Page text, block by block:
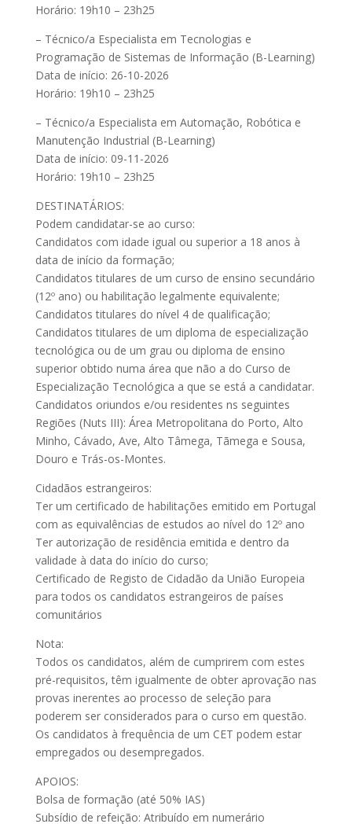
Horário: 19h10 – 23h25
– Técnico/a Especialista em Tecnologias e
Programação de Sistemas de Informação (B-Learning)
Data de início: 26-10-2026
Horário: 19h10 – 23h25
– Técnico/a Especialista em Automação, Robótica e
Manutenção Industrial (B-Learning)
Data de início: 09-11-2026
Horário: 19h10 – 23h25
DESTINATÁRIOS:
Podem candidatar-se ao curso:
Candidatos com idade igual ou superior a 18 anos à
data de início da formação;
Candidatos titulares de um curso de ensino secundário
(12º ano) ou habilitação legalmente equivalente;
Candidatos titulares do nível 4 de qualificação;
Candidatos titulares de um diploma de especialização
tecnológica ou de um grau ou diploma de ensino
superior obtido numa área que não a do Curso de
Especialização Tecnológica a que se está a candidatar.
Candidatos oriundos e/ou residentes ns seguintes
Regiões (Nuts III): Área Metropolitana do Porto, Alto
Minho, Cávado, Ave, Alto Tâmega, Tãmega e Sousa,
Douro e Trás-os-Montes.
Cidadãos estrangeiros:
Ter um certificado de habilitações emitido em Portugal
com as equivalências de estudos ao nível do 12º ano
Ter autorização de residência emitida e dentro da
validade à data do início do curso;
Certificado de Registo de Cidadão da União Europeia
para todos os candidatos estrangeiros de países
comunitários
Nota:
Todos os candidatos, além de cumprirem com estes
pré-requisitos, têm igualmente de obter aprovação nas
provas inerentes ao processo de seleção para
poderem ser considerados para o curso em questão.
Os candidatos à frequência de um CET podem estar
empregados ou desempregados.
APOIOS:
Bolsa de formação (até 50% IAS)
Subsídio de refeição: Atribuído em numerário